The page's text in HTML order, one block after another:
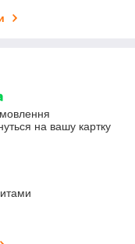
на вашу картку